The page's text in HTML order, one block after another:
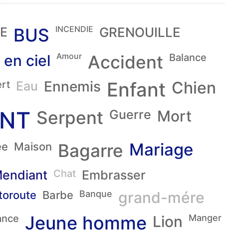
BUS INCENDIE GRENOUILLE
en ciel Amour Accident Balance
Eau Ennemis Enfant Chien
Serpent Guerre Mort
Maison Bagarre Mariage
Chat Embrasser
Barbe Banque grand-mére
Jeune homme Lion Manger